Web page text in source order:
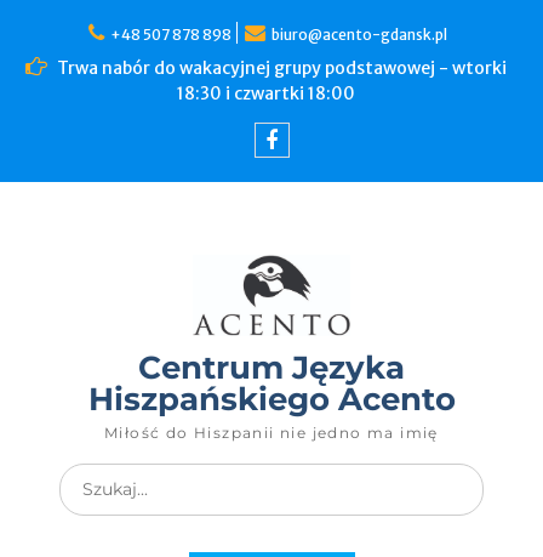
+48 507 878 898 biuro@acento-gdansk.pl
Trwa nabór do wakacyjnej grupy podstawowej - wtorki
18:30 i czwartki 18:00
Centrum Języka
Hiszpańskiego Acento
Miłość do Hiszpanii nie jedno ma imię